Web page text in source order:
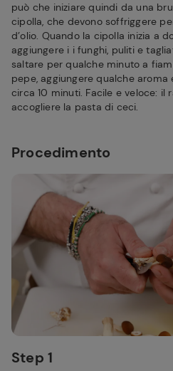
può che iniziare quindi da una
cipolla, che devono soffriggere
d’olio. Quando la cipolla inizia a
aggiungere i i funghi, puliti e
saltare per qualche minuto a
pepe, aggiungere qualche
circa 10 minuti. Facile e veloce: il
accogliere la pasta di ceci.
Procedimento
Step 1